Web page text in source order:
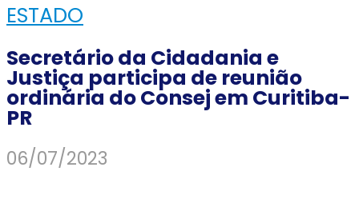
ESTADO
Secretário da Cidadania e
Justiça participa de reunião
ordinária do Consej em Curitiba-
PR
06/07/2023